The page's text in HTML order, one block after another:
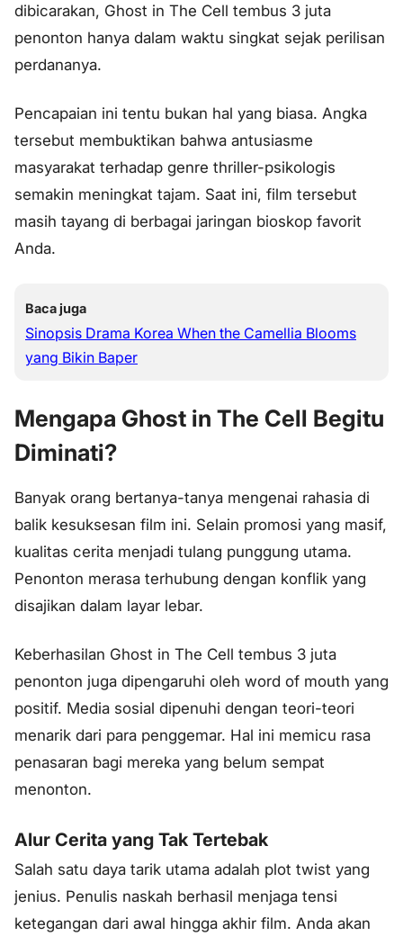
dibicarakan, Ghost in The Cell tembus 3 juta
penonton hanya dalam waktu singkat sejak perilisan
perdananya.
Pencapaian ini tentu bukan hal yang biasa. Angka
tersebut membuktikan bahwa antusiasme
masyarakat terhadap genre thriller-psikologis
semakin meningkat tajam. Saat ini, film tersebut
masih tayang di berbagai jaringan bioskop favorit
Anda.
Baca juga
Sinopsis Drama Korea When the Camellia Blooms
yang Bikin Baper
Mengapa Ghost in The Cell Begitu
Diminati?
Banyak orang bertanya-tanya mengenai rahasia di
balik kesuksesan film ini. Selain promosi yang masif,
kualitas cerita menjadi tulang punggung utama.
Penonton merasa terhubung dengan konflik yang
disajikan dalam layar lebar.
Keberhasilan Ghost in The Cell tembus 3 juta
penonton juga dipengaruhi oleh word of mouth yang
positif. Media sosial dipenuhi dengan teori-teori
menarik dari para penggemar. Hal ini memicu rasa
penasaran bagi mereka yang belum sempat
menonton.
Alur Cerita yang Tak Tertebak
Salah satu daya tarik utama adalah plot twist yang
jenius. Penulis naskah berhasil menjaga tensi
ketegangan dari awal hingga akhir film. Anda akan